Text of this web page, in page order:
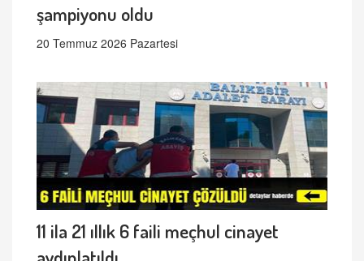
şampiyonu oldu
20 Temmuz 2026 Pazartesi
11 ila 21 ıllık 6 faili meçhul cinayet